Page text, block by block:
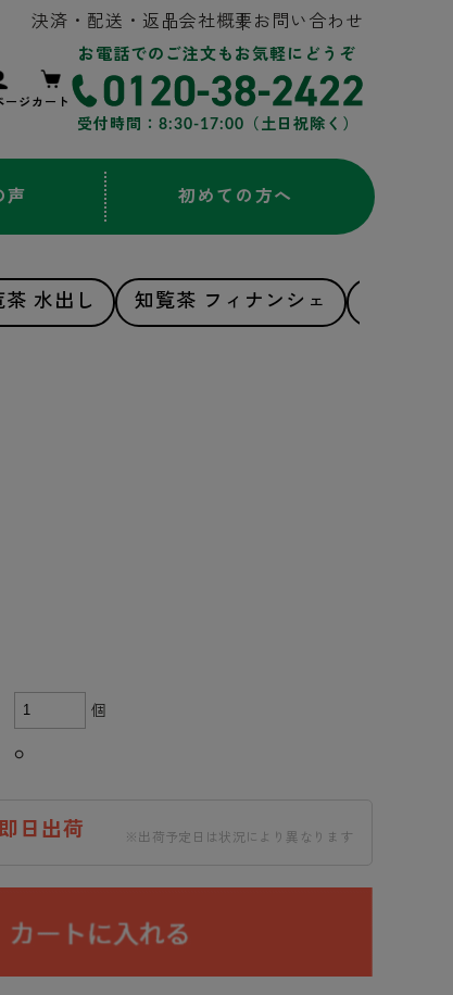
決済・配送・返品会社概要 お問い合わせ
ージ カート
お電話でのご注文もお気軽にどうぞ
受付時間：8:30-17:00（土日祝除く）
声 初めての方へ
茶 水出し 知覧茶 フィナンシェ
個
○
即日出荷